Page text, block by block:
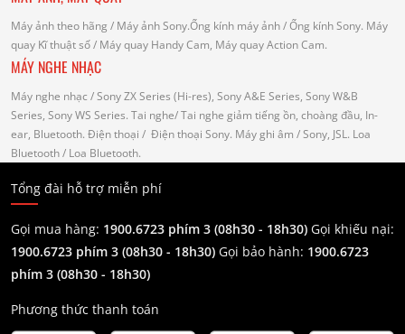
Máy ảnh theo hãng / Máy ảnh Sony.Ống kính máy ảnh / Ống kính Sony. Máy
quay Kĩ thuật số/ Máy quay Handy Cam, Máy quay Action Cam.
MÁY NGHE NHẠC
Máy nghe nhạc / Sony ZX Series (Hi-res), Sony A&E Series, Sony W&B
Series, Sony WS Series. Tai nghe/ Tai nghe giảm tiếng ồn, choàng đầu, In-
ear, Bluetooth. Điện thoại / Điện thoại Sony. Máy ghi âm / Sony, JSL. Loa
Bluetooth/ Loa Bluetooth.
Tổng đài hỗ trợ miễn phí
Gọi mua hàng: 1900.6723 phím 3 (08h30 - 18h30) Gọi khiếu nại:
1900.6723 phím 3 (08h30 - 18h30) Gọi bảo hành: 1900.6723
phím 3 (08h30 - 18h30)
Phương thức thanh toán